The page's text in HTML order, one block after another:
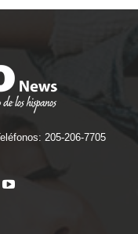
205-206-7705